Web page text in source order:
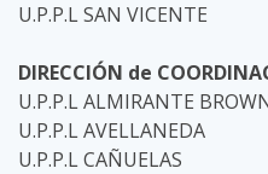
U.P.P.L SAN VICENTE
DIRECCIÓN de
U.P.P.L ALMIRANTE
U.P.P.L AVELLANEDA
U.P.P.L CAÑUELAS